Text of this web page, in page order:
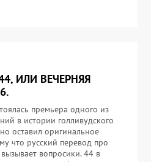
44, ИЛИ ВЕЧЕРНЯЯ
премьера одного из
в истории голливудского
оставил оригинальное
что русский перевод про
вопросики. 44 в